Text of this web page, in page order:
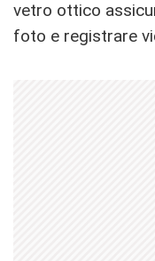
vetro ottico
foto e registrare